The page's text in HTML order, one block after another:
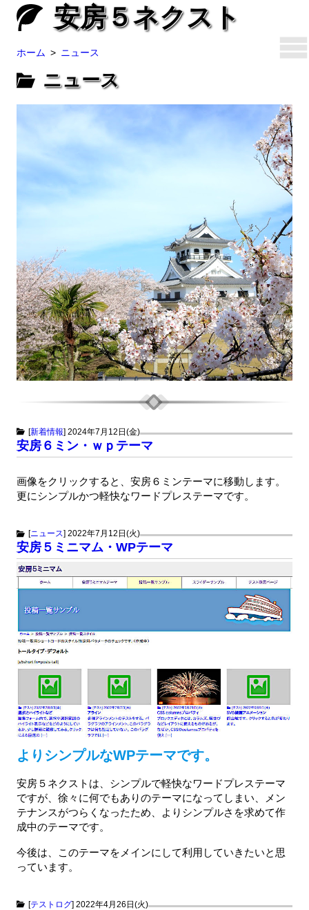
安房５ネクスト
ホーム ニュース
ニュース
[新着情報] 2024年7月12日(金)
安房６ミン・ｗｐテーマ
画像をクリックすると、安房６ミンテーマに移動します。
更にシンプルかつ軽快なワードプレステーマです。
[ニュース] 2022年7月12日(火)
安房５ミニマム・WPテーマ
よりシンプルなWPテーマです。
安房５ネクストは、シンプルで軽快なワードプレステーマ
ですが、徐々に何でもありのテーマになってしまい、メン
テナンスがつらくなったため、よりシンプルさを求めて作
成中のテーマです。
今後は、このテーマをメインにして利用していきたいと思
っています。
[テストログ] 2022年4月26日(火)